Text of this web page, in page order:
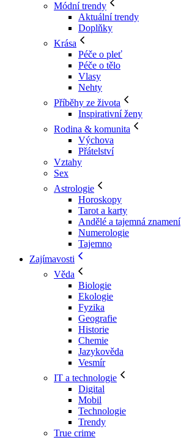
Módní trendy
Aktuální trendy
Doplňky
Krása
Péče o pleť
Péče o tělo
Vlasy
Nehty
Příběhy ze života
Inspirativní ženy
Rodina & komunita
Výchova
Přátelství
Vztahy
Sex
Astrologie
Horoskopy
Tarot a karty
Andělé a tajemná znamení
Numerologie
Tajemno
Zajímavosti
Věda
Biologie
Ekologie
Fyzika
Geografie
Historie
Chemie
Jazykověda
Vesmír
IT a technologie
Digital
Mobil
Technologie
Trendy
True crime